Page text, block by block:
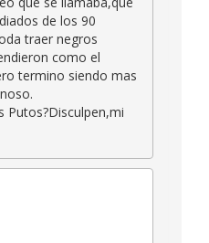
de los 90
traer negros
como el
termino siendo mas
Putos?Disculpen,mi